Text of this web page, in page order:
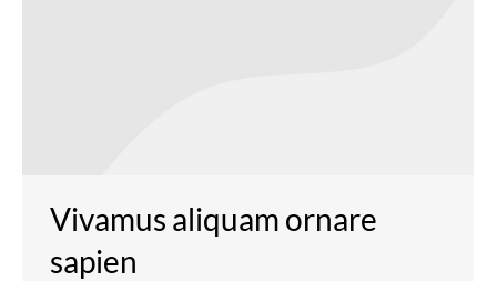
Vivamus aliquam ornare
sapien